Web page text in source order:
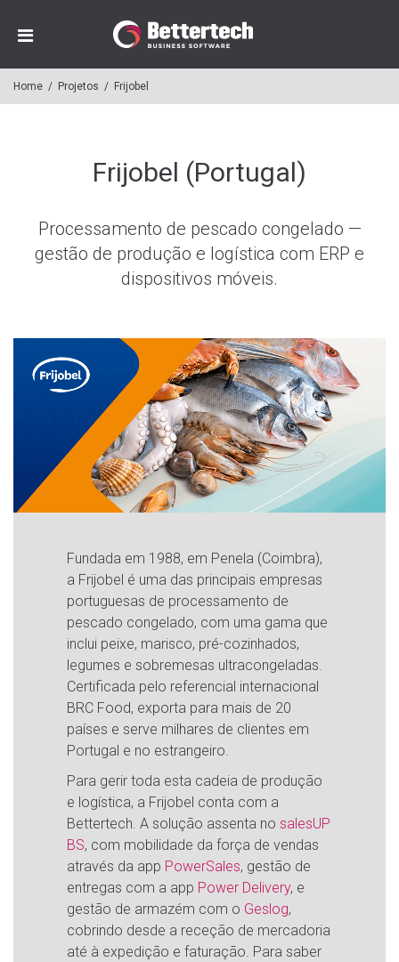
Home / Projetos / Frijobel
Frijobel (Portugal)
Processamento de pescado congelado —
gestão de produção e logística com ERP e
dispositivos móveis.
Fundada em 1988, em Penela (Coimbra),
a Frijobel é uma das principais empresas
portuguesas de processamento de
pescado congelado, com uma gama que
inclui peixe, marisco, pré-cozinhados,
legumes e sobremesas ultracongeladas.
Certificada pelo referencial internacional
BRC Food, exporta para mais de 20
países e serve milhares de clientes em
Portugal e no estrangeiro.
Para gerir toda esta cadeia de produção
e logística, a Frijobel conta com a
Bettertech. A solução assenta no salesUP
BS, com mobilidade da força de vendas
através da app PowerSales, gestão de
entregas com a app Power Delivery, e
gestão de armazém com o Geslog,
cobrindo desde a receção de mercadoria
até à expedição e faturação. Para saber